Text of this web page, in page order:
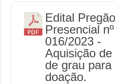
Edital Pregão
Presencial nº
016/2023 -
Aquisição
de grau para
doação.